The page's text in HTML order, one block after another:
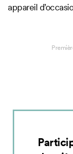
appareil